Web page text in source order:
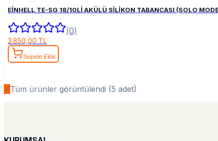
EİNHELL TE-SG 18/10Lİ AKÜLÜ SİLİKON TABANCASI (SOLO
(0)
3.850,00 TL
Sepete Ekle
✓Tüm ürünler görüntülendi (5 adet)